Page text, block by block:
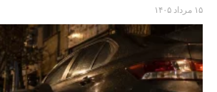
۱۵ مرداد ۱۴۰۵